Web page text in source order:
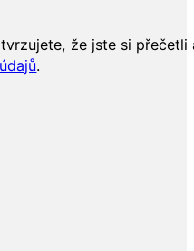
že jste si přečetli
.